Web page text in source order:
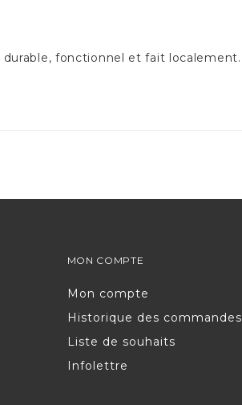
durable, fonctionnel et fait localement.
MON COMPTE
Mon compte
Historique des commandes
Liste de souhaits
Infolettre